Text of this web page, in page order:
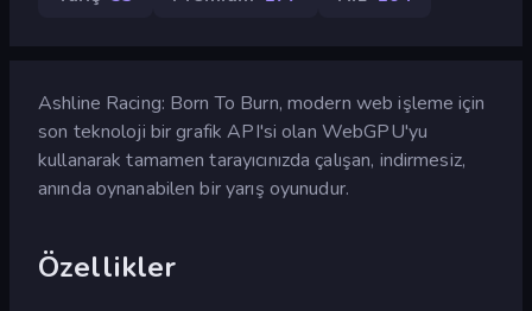
Ashline Racing: Born To Burn, modern web işleme için
son teknoloji bir grafik API'si olan WebGPU'yu
kullanarak tamamen tarayıcınızda çalışan, indirmesiz,
anında oynanabilen bir yarış oyunudur.
Özellikler